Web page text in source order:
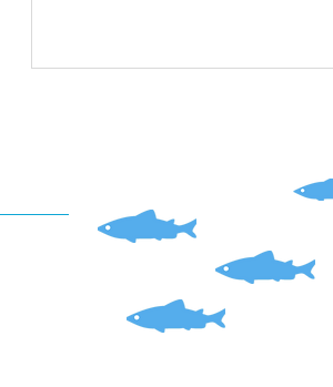
「ダイワのオトリ缶」を預か
っています